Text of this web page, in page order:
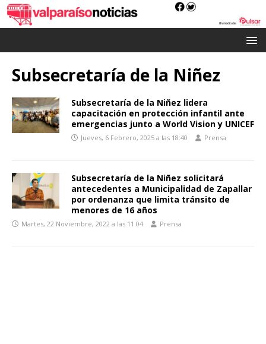
Subsecretaría de la Niñez
Subsecretaría de la Niñez lidera
capacitación en protección infantil ante
emergencias junto a World Vision y UNICEF
Jueves, 6 Febrero, 2025 a las 18:40 Prensa
Subsecretaría de la Niñez solicitará
antecedentes a Municipalidad de Zapallar
por ordenanza que limita tránsito de
menores de 16 años
Martes, 22 Noviembre, 2022 a las 11:04 Prensa